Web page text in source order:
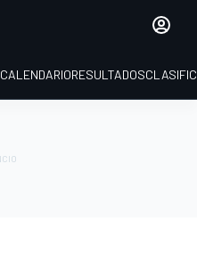
CALENDARIORESULTADOS